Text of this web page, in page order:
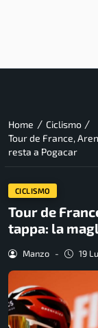
Home / Ciclismo /
Tour de France,
resta a Pogacar
CICLISMO
Tour de
tappa: la
Manzo - 19